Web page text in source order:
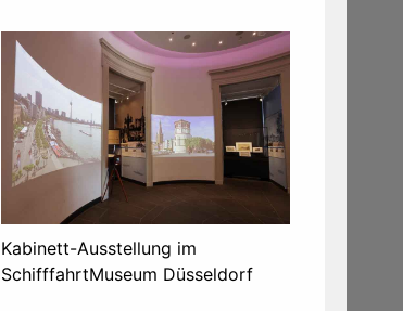
Kabinett-Ausstellung im
SchifffahrtMuseum Düsseldorf